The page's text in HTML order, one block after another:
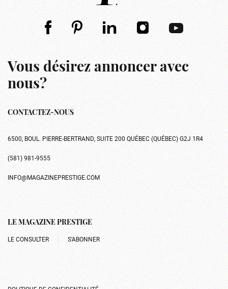
Vous désirez annoncer avec
nous?
CONTACTEZ-NOUS
6500, BOUL. PIERRE-BERTRAND, SUITE 200 QUÉBEC (QUÉBEC) G2J 1R4
(581) 981-9555
INFO@MAGAZINEPRESTIGE.COM
LE MAGAZINE PRESTIGE
LE CONSULTER S’ABONNER